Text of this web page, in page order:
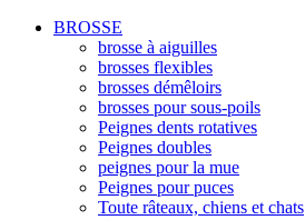
BROSSE
brosse à aiguilles
brosses flexibles
brosses démêloirs
brosses pour sous-poils
Peignes dents rotatives
Peignes doubles
peignes pour la mue
Peignes pour puces
Toute râteaux, chiens et chats